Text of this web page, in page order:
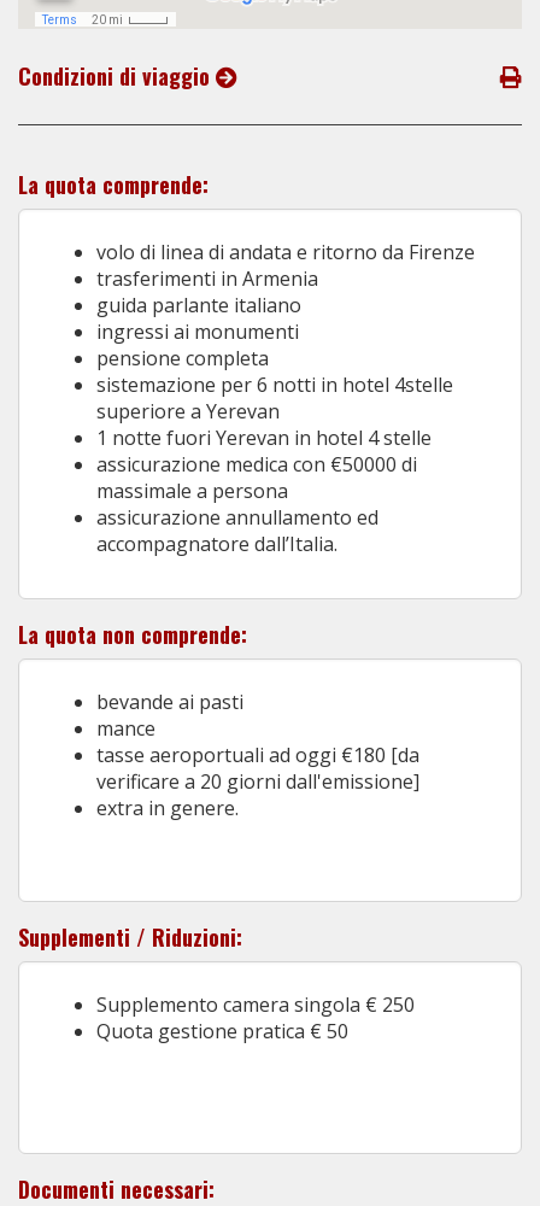
Condizioni di viaggio
La quota comprende:
volo di linea di andata e ritorno da Firenze
trasferimenti in Armenia
guida parlante italiano
ingressi ai monumenti
pensione completa
sistemazione per 6 notti in hotel 4stelle
superiore a Yerevan
1 notte fuori Yerevan in hotel 4 stelle
assicurazione medica con €50000 di
massimale a persona
assicurazione annullamento ed
accompagnatore dall’Italia.
La quota non comprende:
bevande ai pasti
mance
tasse aeroportuali ad oggi €180 [da
verificare a 20 giorni dall'emissione]
extra in genere.
Supplementi / Riduzioni:
Supplemento camera singola € 250
Quota gestione pratica € 50
Documenti necessari: